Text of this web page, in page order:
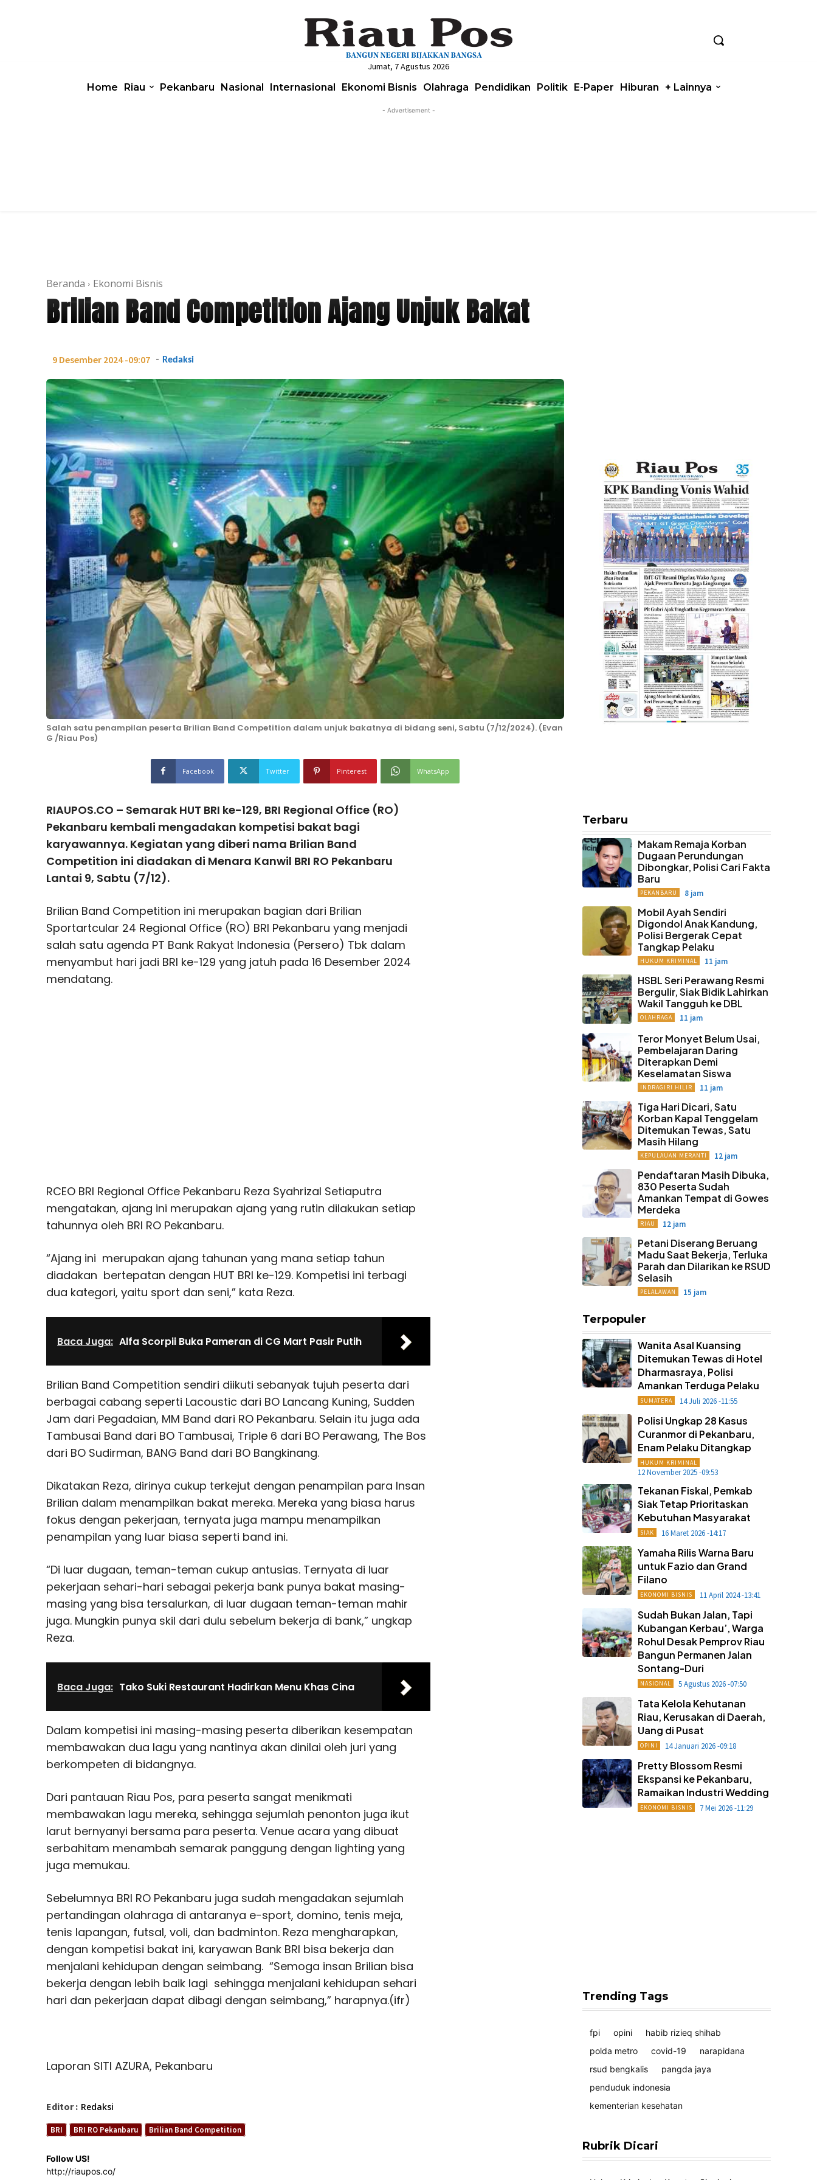
Jumat, 7 Agustus 2026
Home Riau Pekanbaru Nasional Internasional Ekonomi Bisnis Olahraga Pendidikan Politik E-Paper Hiburan + Lainnya
- Advertisement -
Beranda Ekonomi Bisnis
Brilian Band Competition Ajang Unjuk Bakat
9 Desember 2024 -09:07 - Redaksi
Salah satu penampilan peserta Brilian Band Competition dalam unjuk bakatnya di bidang seni, Sabtu (7/12/2024). (Evan
G /Riau Pos)
Facebook Twitter Pinterest WhatsApp
RIAUPOS.CO – Semarak HUT BRI ke-129, BRI Regional Office (RO)
Pekanbaru kembali mengadakan kompetisi bakat bagi
karyawannya. Kegiatan yang diberi nama Brilian Band
Competition ini diadakan di Menara Kanwil BRI RO Pekanbaru
Lantai 9, Sabtu (7/12).
Brilian Band Competition ini merupakan bagian dari Brilian
Sportartcular 24 Regional Office (RO) BRI Pekanbaru yang menjadi
salah satu agenda PT Bank Rakyat Indonesia (Persero) Tbk dalam
menyambut hari jadi BRI ke-129 yang jatuh pada 16 Desember 2024
mendatang.
RCEO BRI Regional Office Pekanbaru Reza Syahrizal Setiaputra
mengatakan, ajang ini merupakan ajang yang rutin dilakukan setiap
tahunnya oleh BRI RO Pekanbaru.
“Ajang ini merupakan ajang tahunan yang mana setiap tahun
diadakan bertepatan dengan HUT BRI ke-129. Kompetisi ini terbagi
dua kategori, yaitu sport dan seni,” kata Reza.
Baca Juga: Alfa Scorpii Buka Pameran di CG Mart Pasir Putih
Brilian Band Competition sendiri diikuti sebanyak tujuh peserta dari
berbagai cabang seperti Lacoustic dari BO Lancang Kuning, Sudden
Jam dari Pegadaian, MM Band dari RO Pekanbaru. Selain itu juga ada
Tambusai Band dari BO Tambusai, Triple 6 dari BO Perawang, The Bos
dari BO Sudirman, BANG Band dari BO Bangkinang.
Dikatakan Reza, dirinya cukup terkejut dengan penampilan para Insan
Brilian dalam menampilkan bakat mereka. Mereka yang biasa harus
fokus dengan pekerjaan, ternyata juga mampu menampilkan
penampilan yang luar biasa seperti band ini.
“Di luar dugaan, teman-teman cukup antusias. Ternyata di luar
pekerjaan sehari-hari sebagai pekerja bank punya bakat masing-
masing yang bisa tersalurkan, di luar dugaan teman-teman mahir
juga. Mungkin punya skil dari dulu sebelum bekerja di bank,” ungkap
Reza.
Baca Juga: Tako Suki Restaurant Hadirkan Menu Khas Cina
Dalam kompetisi ini masing-masing peserta diberikan kesempatan
membawakan dua lagu yang nantinya akan dinilai oleh juri yang
berkompeten di bidangnya.
Dari pantauan Riau Pos, para peserta sangat menikmati
membawakan lagu mereka, sehingga sejumlah penonton juga ikut
larut bernyanyi bersama para peserta. Venue acara yang dibuat
serbahitam menambah semarak panggung dengan lighting yang
juga memukau.
Sebelumnya BRI RO Pekanbaru juga sudah mengadakan sejumlah
pertandingan olahraga di antaranya e-sport, domino, tenis meja,
tenis lapangan, futsal, voli, dan badminton. Reza mengharapkan,
dengan kompetisi bakat ini, karyawan Bank BRI bisa bekerja dan
menjalani kehidupan dengan seimbang. “Semoga insan Brilian bisa
bekerja dengan lebih baik lagi sehingga menjalani kehidupan sehari
hari dan pekerjaan dapat dibagi dengan seimbang,” harapnya.(ifr)
Laporan SITI AZURA, Pekanbaru
Editor : Redaksi
BRI BRI RO Pekanbaru Brilian Band Competition
Follow US!
http://riaupos.co/
Terbaru
Makam Remaja Korban
Dugaan Perundungan
Dibongkar, Polisi Cari Fakta
Baru
PEKANBARU 8 jam
Mobil Ayah Sendiri
Digondol Anak Kandung,
Polisi Bergerak Cepat
Tangkap Pelaku
HUKUM KRIMINAL 11 jam
HSBL Seri Perawang Resmi
Bergulir, Siak Bidik Lahirkan
Wakil Tangguh ke DBL
OLAHRAGA 11 jam
Teror Monyet Belum Usai,
Pembelajaran Daring
Diterapkan Demi
Keselamatan Siswa
INDRAGIRI HILIR 11 jam
Tiga Hari Dicari, Satu
Korban Kapal Tenggelam
Ditemukan Tewas, Satu
Masih Hilang
KEPULAUAN MERANTI 12 jam
Pendaftaran Masih Dibuka,
830 Peserta Sudah
Amankan Tempat di Gowes
Merdeka
RIAU 12 jam
Petani Diserang Beruang
Madu Saat Bekerja, Terluka
Parah dan Dilarikan ke RSUD
Selasih
PELALAWAN 15 jam
Terpopuler
Wanita Asal Kuansing
Ditemukan Tewas di Hotel
Dharmasraya, Polisi
Amankan Terduga Pelaku
SUMATERA 14 Juli 2026 -11:55
Polisi Ungkap 28 Kasus
Curanmor di Pekanbaru,
Enam Pelaku Ditangkap
HUKUM KRIMINAL
12 November 2025 -09:53
Tekanan Fiskal, Pemkab
Siak Tetap Prioritaskan
Kebutuhan Masyarakat
SIAK 16 Maret 2026 -14:17
Yamaha Rilis Warna Baru
untuk Fazio dan Grand
Filano
EKONOMI BISNIS 11 April 2024 -13:41
Sudah Bukan Jalan, Tapi
Kubangan Kerbau’, Warga
Rohul Desak Pemprov Riau
Bangun Permanen Jalan
Sontang-Duri
NASIONAL 5 Agustus 2026 -07:50
Tata Kelola Kehutanan
Riau, Kerusakan di Daerah,
Uang di Pusat
OPINI 14 Januari 2026 -09:18
Pretty Blossom Resmi
Ekspansi ke Pekanbaru,
Ramaikan Industri Wedding
EKONOMI BISNIS 7 Mei 2026 -11:29
Trending Tags
fpi opini
habib rizieq shihab
polda metro
covid-19
narapidana
rsud bengkalis
pangda jaya
penduduk indonesia
kementerian kesehatan
Rubrik Dicari